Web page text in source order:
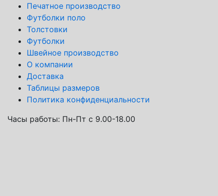
Печатное производство
Футболки поло
Толстовки
Футболки
Швейное производство
О компании
Доставка
Таблицы размеров
Политика конфиденциальности
Часы работы: Пн-Пт с 9.00-18.00